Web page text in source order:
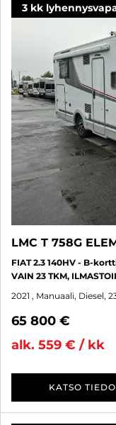
3 kk
LMC T 758G
FIAT 2.3 140HV - B-
VAIN 23 TKM,
2021 , Manuaali, Diesel,
65 800 €
alk. 559 € / kk
KATSO